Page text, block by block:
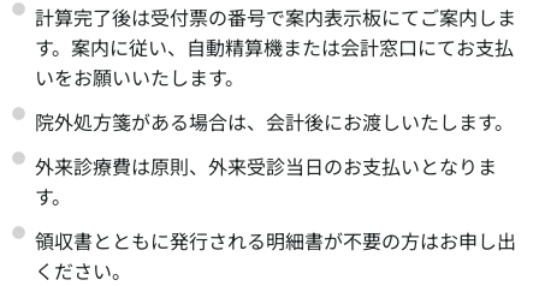
計算完了後は受付票の番号で案内表示板にてご案内しま
す。案内に従い、自動精算機または会計窓口にてお支払
いをお願いいたします。
院外処方箋がある場合は、会計後にお渡しいたします。
外来診療費は原則、外来受診当日のお支払いとなりま
す。
領収書とともに発行される明細書が不要の方はお申し出
ください。